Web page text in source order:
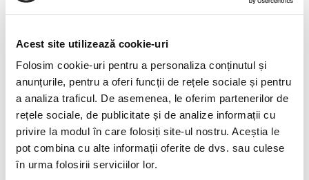
Acest site utilizează cookie-uri
Folosim cookie-uri pentru a personaliza conținutul și
anunțurile, pentru a oferi funcții de rețele sociale și pentru
a analiza traficul. De asemenea, le oferim partenerilor de
rețele sociale, de publicitate și de analize informații cu
privire la modul în care folosiți site-ul nostru. Aceștia le
pot combina cu alte informații oferite de dvs. sau culese
în urma folosirii serviciilor lor.
Toxoplasmoza si adevarul despre
transmiterea acestei boli
09 Mai 2023
Toxoplasma gondii este un parazit intracelular care
infecteaza teoretic toate speciile de animale cu sange
cald, inclusiv oamenii.